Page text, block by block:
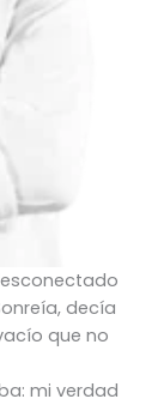
decía
que no
mi verdad